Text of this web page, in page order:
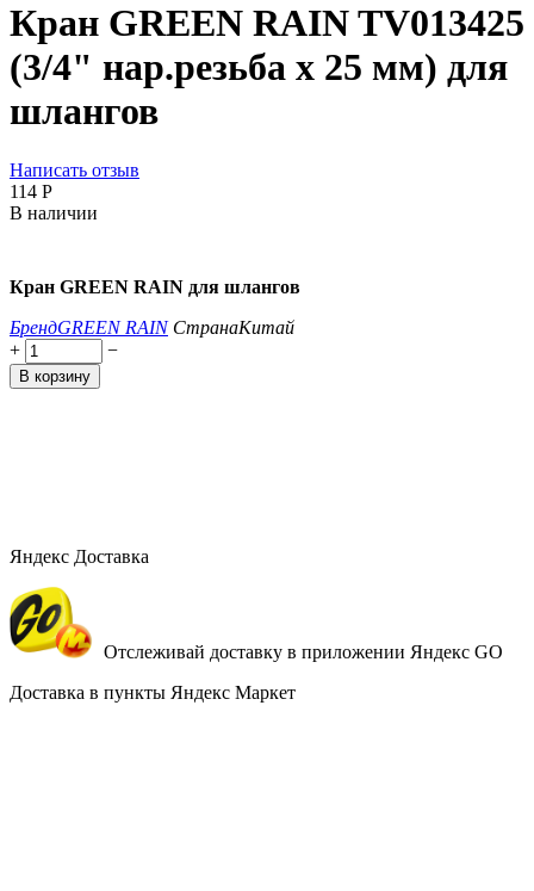
Кран GREEN RAIN TV013425
(3/4" нар.резьба x 25 мм) для
шлангов
Написать отзыв
‍114‍ Р
В наличии
Кран GREEN RAIN для шлангов
БрендGREEN RAIN СтранаКитай
+
−
В корзину
Яндекс Доставка
Отслеживай доставку в приложении Яндекс GO
Доставка в пункты Яндекс Маркет